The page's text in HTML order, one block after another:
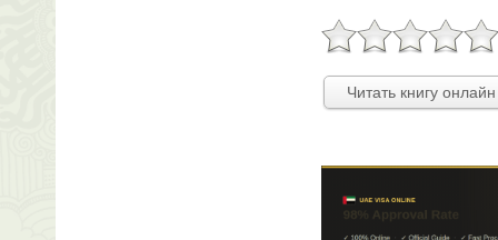
Читать книгу